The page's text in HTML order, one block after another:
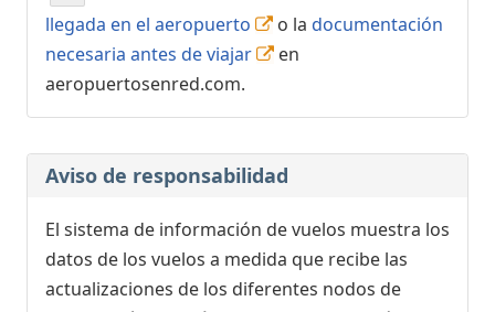
llegada en el aeropuerto
o la documentación
necesaria antes de viajar
en
aeropuertosenred.com.
Aviso de responsabilidad
El sistema de información de vuelos muestra los
datos de los vuelos a medida que recibe las
actualizaciones de los diferentes nodos de